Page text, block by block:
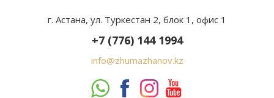
г. Астана, ул. Туркестан 2, блок 1, офис 1
+7 (776) 144 1994
info@zhumazhanov.kz